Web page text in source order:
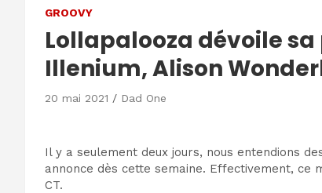
GROOVY
Lollapalooza dévoile
Illenium, Alison
20 mai 2021 Dad One
Il y a seulement deux jours, nous entendions
annonce dès cette semaine. Effectivement, ce
CT.